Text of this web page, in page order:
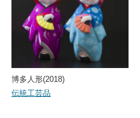
博多人形(2018)
伝統工芸品